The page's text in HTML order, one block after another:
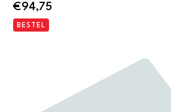
€94,75
BESTEL